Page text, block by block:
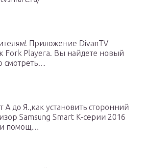
Приложение DivanTV
Fork Playera. Вы найдете новый
смотреть…
А до Я.,как установить сторонний
Samsung Smart K-серии 2016
помощ…